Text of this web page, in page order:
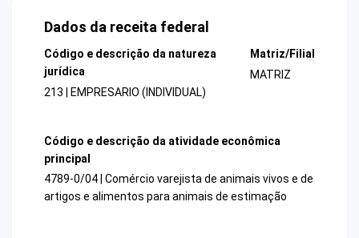
Dados da receita federal
Código e descrição da natureza
jurídica
213 | EMPRESARIO (INDIVIDUAL)
Matriz/Filial
MATRIZ
Código e descrição da atividade econômica
principal
4789-0/04 | Comércio varejista de animais vivos e de
artigos e alimentos para animais de estimação